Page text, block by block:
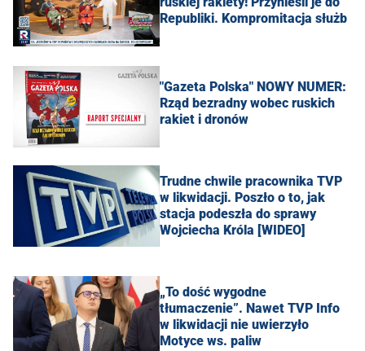
Republiki. Kompromitacja służb
"Gazeta Polska" NOWY NUMER:
Rząd bezradny wobec ruskich
rakiet i dronów
Trudne chwile pracownika TVP
w likwidacji. Poszło o to, jak
stacja podeszła do sprawy
Wojciecha Króla [WIDEO]
„To dość wygodne
tłumaczenie”. Nawet TVP Info
w likwidacji nie uwierzyło
Motyce ws. paliw